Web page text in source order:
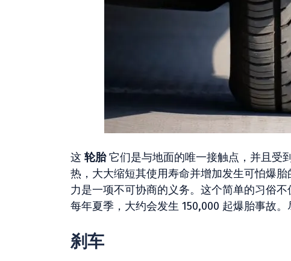
这 轮胎它们是与地面的唯一接触点，并且受
热，大大缩短其使用寿命并增加发生可怕爆
力是一项不可协商的义务。这个简单的习俗
每年夏季，大约会发生 150,000 起爆胎事故。
刹车